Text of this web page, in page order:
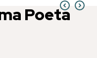
Poeta